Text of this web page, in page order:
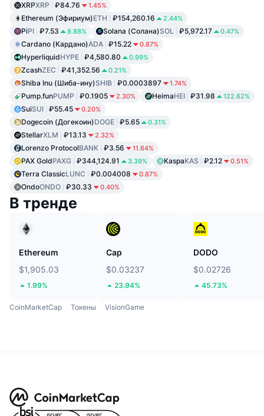
XRPXRP ₽84.76 1.45%
Ethereum (Эфириум)ETH ₽154,260.16 2.44%
PiPI ₽7.53 8.88% Solana (Солана)SOL ₽5,972.17 0.47%
Cardano (Кардано)ADA ₽15.22 0.87%
HyperliquidHYPE ₽4,580.80 0.99%
ZcashZEC ₽41,352.56 0.21%
Shiba Inu (Шиба-ину)SHIB ₽0.0003897 1.74%
Pump.funPUMP ₽0.1905 2.30% HeimaHEI ₽31.98 122.62%
SuiSUI ₽55.45 0.20%
Dogecoin (Догекоин)DOGE ₽5.65 0.31%
StellarXLM ₽13.13 2.32%
Lorenzo ProtocolBANK ₽3.56 11.64%
PAX GoldPAXG ₽344,124.91 3.39% KaspaKAS ₽2.12 0.51%
Terra ClassicLUNC ₽0.004008 0.87%
OndoONDO ₽30.33 0.40%
В тренде
Ethereum
$1,905.03
1.99%
Cap
$0.03237
23.94%
DODO
$0.02726
45.73%
CoinMarketCap Токены VisionGame